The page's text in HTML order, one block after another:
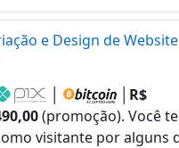
e Design de
R$
(promoção). Você
visitante por alguns